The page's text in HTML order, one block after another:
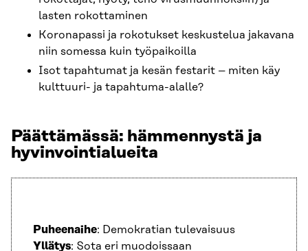
lasten rokottaminen
Koronapassi ja rokotukset keskustelua jakavana
niin somessa kuin työpaikoilla
Isot tapahtumat ja kesän festarit – miten käy
kulttuuri- ja tapahtuma-alalle?
Päättämässä: hämmennystä ja
hyvinvointialueita
Puheenaihe: Demokratian tulevaisuus
Yllätys: Sota eri muodoissaan